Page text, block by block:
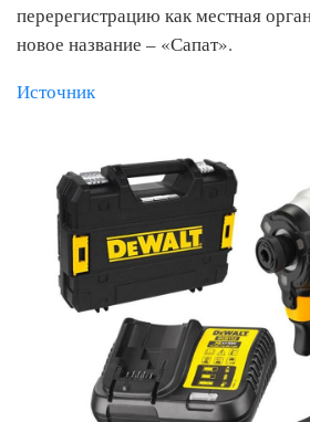
перерегистрацию как местная
новое название – «Сапат».
Источник